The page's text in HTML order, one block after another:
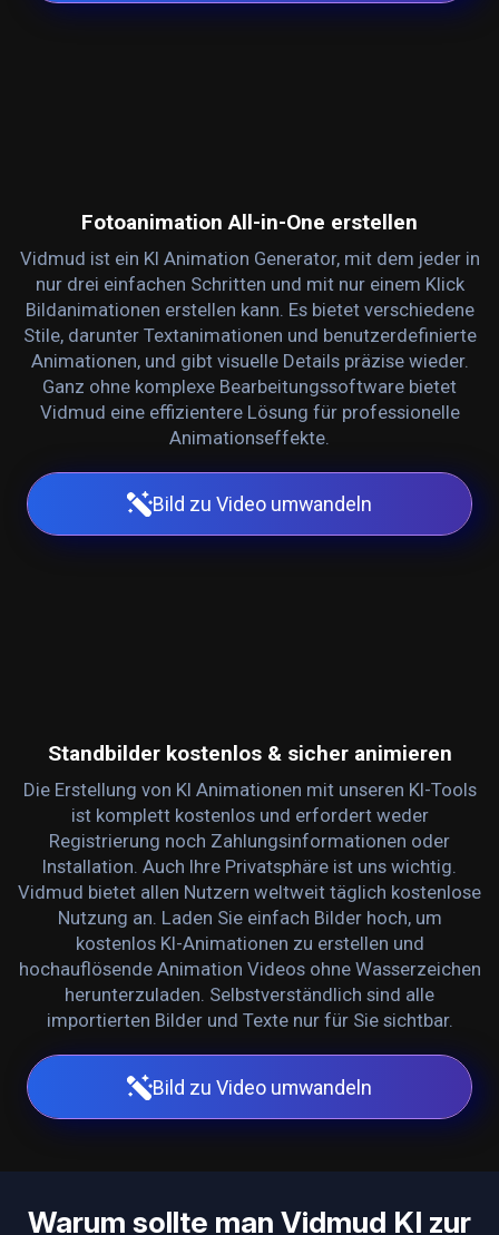
Fotoanimation All-in-One erstellen
Vidmud ist ein KI Animation Generator, mit dem jeder in
nur drei einfachen Schritten und mit nur einem Klick
Bildanimationen erstellen kann. Es bietet verschiedene
Stile, darunter Textanimationen und benutzerdefinierte
Animationen, und gibt visuelle Details präzise wieder.
Ganz ohne komplexe Bearbeitungssoftware bietet
Vidmud eine effizientere Lösung für professionelle
Animationseffekte.
Bild zu Video umwandeln
Standbilder kostenlos & sicher animieren
Die Erstellung von KI Animationen mit unseren KI-Tools
ist komplett kostenlos und erfordert weder
Registrierung noch Zahlungsinformationen oder
Installation. Auch Ihre Privatsphäre ist uns wichtig.
Vidmud bietet allen Nutzern weltweit täglich kostenlose
Nutzung an. Laden Sie einfach Bilder hoch, um
kostenlos KI-Animationen zu erstellen und
hochauflösende Animation Videos ohne Wasserzeichen
herunterzuladen. Selbstverständlich sind alle
importierten Bilder und Texte nur für Sie sichtbar.
Bild zu Video umwandeln
Warum sollte man Vidmud KI zur